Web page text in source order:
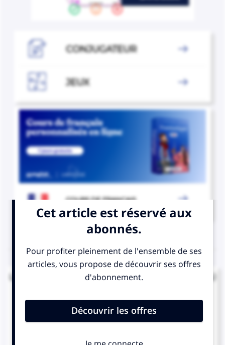
 CONJUGATEUR 
 JEUX 
COURS DE FRANÇAIS 
QUIZ
Lorsque « halte-garderie » est au pluriel, à quel(s)
aux deux termes
au premier